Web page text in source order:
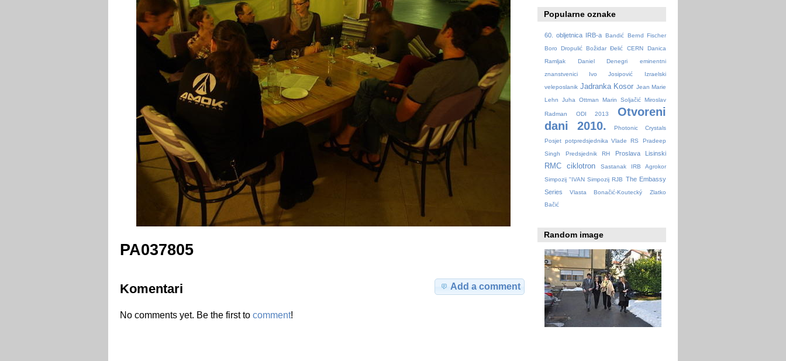
PA037805
Komentari Add a comment
No comments yet. Be the first to comment!
Popularne oznake
60. obljetnica IRB-a Bandić Bernd Fischer
Boro Dropulić
Božidar Đelić CERN
Danica
Ramljak
Daniel Denegri
eminentni
znanstvenici
Ivo Josipović
Izraelski
veleposlanik Jadranka Kosor Jean Marie
Lehn
Juha Ottman Marin Soljačić Miroslav
Radman ODI 2013
Otvoreni
dani 2010.
Photonic Crystals
Posjet potpredsjednika Vlade RS
Pradeep
Singh
Predsjednik RH Proslava Lisinski
RMC ciklotron
Sastanak IRB Agrokor
Simpozij "IVAN Simpozij RJB The Embassy
Series
Vlasta Bonačić-Koutecký
Zlatko
Bačić
Random image